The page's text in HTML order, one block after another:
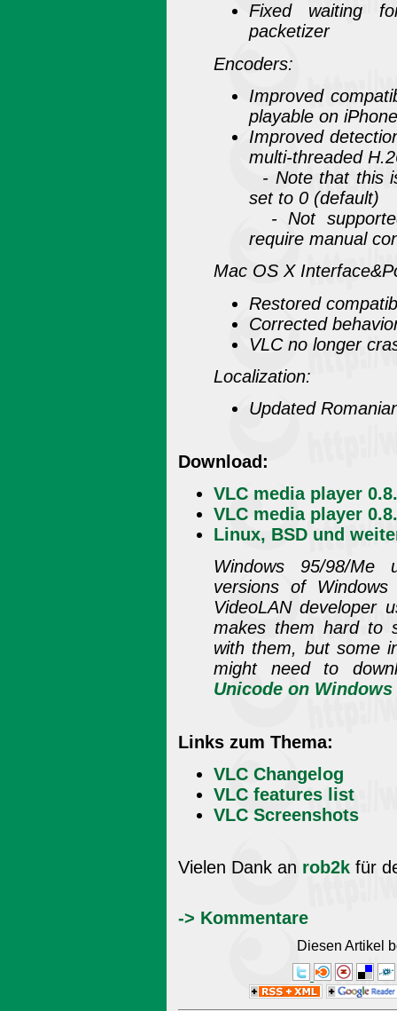
Fixed waiting
packetizer
Encoders:
Improved
playable on
Improved
multi-threaded
- Note that this
set to 0 (default)
- Not
require manual
Mac OS X
Restored
Corrected
VLC no longer
Localization:
Updated
Download:
VLC media player
VLC media player
Linux, BSD und
Windows 95/98/
versions of
VideoLAN developer
makes them hard to
with them, but some
might need to
Unicode on
Links zum Thema:
VLC Changelog
VLC features list
VLC Screenshots
Vielen Dank an rob2k für
-> Kommentare
Diesen Artikel